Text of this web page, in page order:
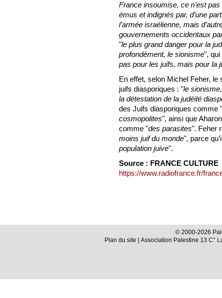
France insoumise, ce n’est
émus et indignés par, d’une
l’armée israélienne, mais
gouvernements occidentaux
"le plus grand danger pour la
profondément, le sionisme", qui
pas pour les juifs, mais pour la
En effet, selon Michel Feher,
juifs diasporiques : "le
la détestation de la judéité
des Juifs diasporiques comme "
cosmopolites", ainsi que
comme "des parasites". Feher
moins juif du monde", parce
population juive".
Source : FRANCE CULTURE
https://www.radiofrance.fr/
© 2000-2026
Plan du site | Association Palestine 13 C°